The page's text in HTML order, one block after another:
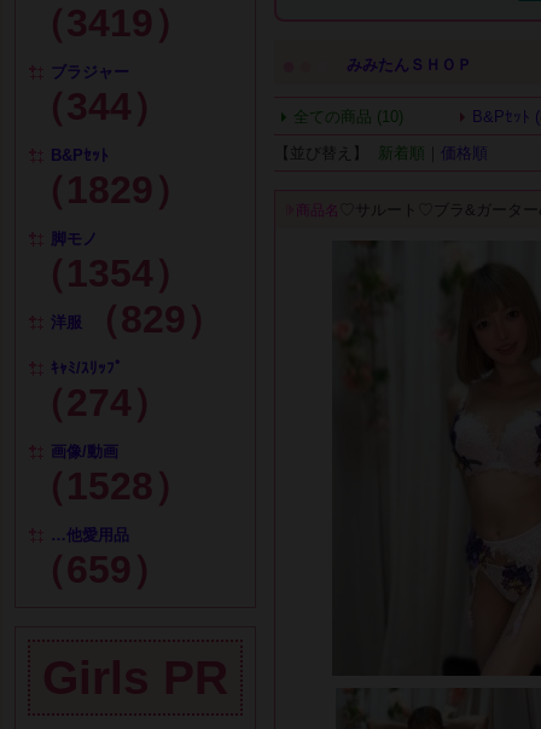
（3419）
ブラジャー
（344）
B&Pｾｯﾄ
（1829）
脚モノ
（1354）
洋服 （829）
ｷｬﾐ/ｽﾘｯﾌﾟ
（274）
画像/動画
（1528）
…他愛用品
（659）
Girls PR
みみたんＳＨＯＰ
全ての商品 (10)
B&Pｾｯﾄ
【並び替え】 新着順 価格順
商品名 ♡サルート♡ブラ&ガータ